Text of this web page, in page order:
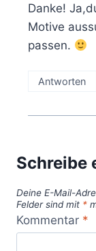
Danke!
Motive
passen.
Antworten
Schreibe
Deine E-Mail-
Felder sind mit *
Kommentar *